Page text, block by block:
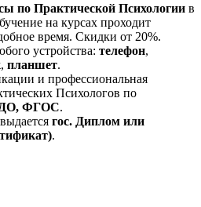
по Практической Психологии в
на курсах проходит
время. Скидки от 20%.
устройства: телефон,
, планшет.
и профессиональная
Психологов по
ФГОС.
гос. Диплом или
.